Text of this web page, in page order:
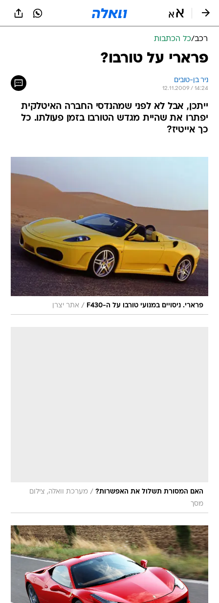
רכב/כל הכתבות
פרארי על טורבו?
ניר בן-טובים
12.11.2009 / 14:24
ייתכן, אבל לא לפני שמהנדסי החברה האיטלקית
יפתרו את שהיית מגדש הטורבו בזמן פעולתו. כל
כך אייטיז?
פרארי. ניסויים במנועי טורבו על ה-F430 / אתר יצרן
האם המסורת תשלול את האפשרות? / מערכת וואלה, צילום
מסך